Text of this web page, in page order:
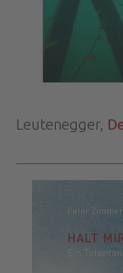
Leutenegger,